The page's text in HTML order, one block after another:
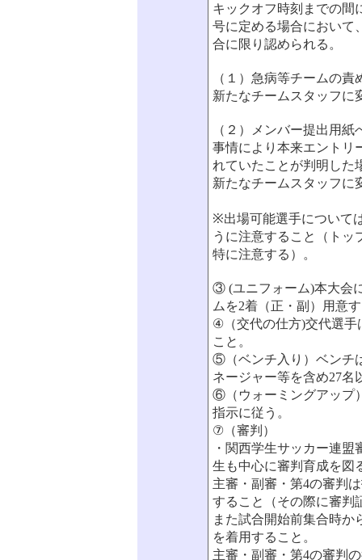
キックオフ時刻までの間
号に定める場合において
合に限り認められる。
（１）急病等チームの
新たなチームスタッフに
（２）メンバー提出用
事情により本来エントリ
れていたことが判明した
新たなチームスタッフに
※出場可能選手について
うに注意すること（ト
特に注意する）。
③ (ユニフォーム)本大会
ムを2着（正・副）用意
④（交代の仕方)交代選手
こと。
⑤（ベンチ入り）ベンチ
ネージャー等を含め27名
⑥（ウォーミングアップ
指示に従う。
⑦（審判）
・関西学生サッカー連
生も中心に審判育成を図
主審・副審・第4の審判
すること（その際に審判
また試合開始前集合時
を着用すること。
主審・副審・第4の審判